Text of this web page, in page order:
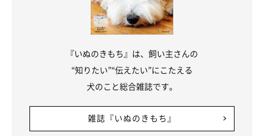
『いぬのきもち』は、飼い主さんの
“知りたい”“伝えたい”にこたえる
犬のこと総合雑誌です。
雑誌『いぬのきもち』